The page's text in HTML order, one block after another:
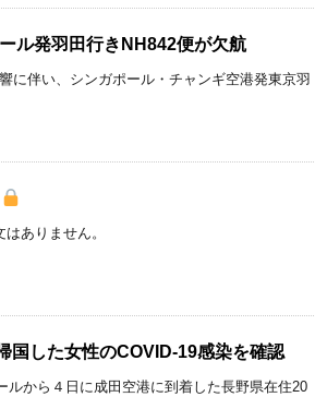
ル発羽田行きNH842便が欠航
に伴い、シンガポール・チャンギ空港発東京羽
ありません。
国した女性のCOVID-19感染を確認
から４日に成田空港に到着した長野県在住20